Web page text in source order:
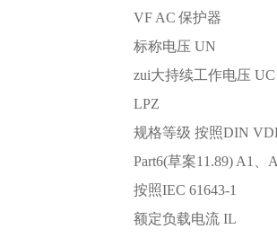
VF AC 保护器
标称电压 UN
zui大持续工作电压 UC
LPZ
规格等级 按照DIN
Part6(草案11.89) A1、
按照IEC 61643-1
额定负载电流 IL